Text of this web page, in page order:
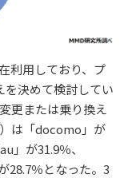
利用しており、プ
を決めて検討してい
更または乗り換え
は「docomo」が
」が31.9％、
％となった。3